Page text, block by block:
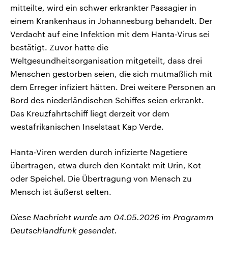
mitteilte, wird ein schwer erkrankter Passagier in
einem Krankenhaus in Johannesburg behandelt. Der
Verdacht auf eine Infektion mit dem Hanta-Virus sei
bestätigt. Zuvor hatte die
Weltgesundheitsorganisation mitgeteilt, dass drei
Menschen gestorben seien, die sich mutmaßlich mit
dem Erreger infiziert hätten. Drei weitere Personen an
Bord des niederländischen Schiffes seien erkrankt.
Das Kreuzfahrtschiff liegt derzeit vor dem
westafrikanischen Inselstaat Kap Verde.
Hanta-Viren werden durch infizierte Nagetiere
übertragen, etwa durch den Kontakt mit Urin, Kot
oder Speichel. Die Übertragung von Mensch zu
Mensch ist äußerst selten.
Diese Nachricht wurde am 04.05.2026 im Programm
Deutschlandfunk gesendet.